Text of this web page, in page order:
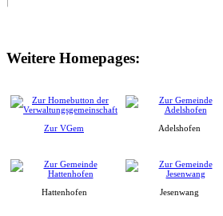
Weitere Homepages:
Zur VGem Adelshofen
Hattenhofen Jesenwang